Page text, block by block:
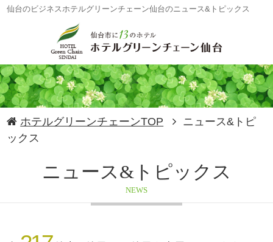
仙台のビジネスホテルグリーンチェーン仙台のニュース&トピックス
ホテルグリーンチェーンTOP
ニュース&トピ
ックス
ニュース&トピックス
NEWS